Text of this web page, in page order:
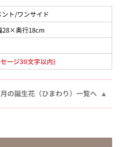
ト/ワンサイド
28×奥行18cm
ージ30文字以内)
の誕生花（ひまわり）一覧へ